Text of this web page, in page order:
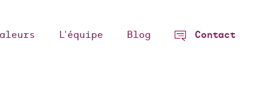
L'équipe Blog Contact